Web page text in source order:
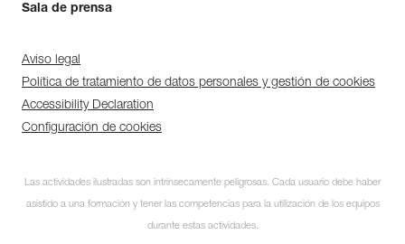
seguimiento de su parque de
Sala de prensa
Aviso legal
Política de tratamiento de datos personales y gestión de cookies
Accessibility Declaration
Configuración de cookies
Las actividades ilustradas son intrínsecamente peligrosas. Cada usuario debe haber
asistido a una formación y tener las competencias para la utilización de los equipos
durante estas actividades.